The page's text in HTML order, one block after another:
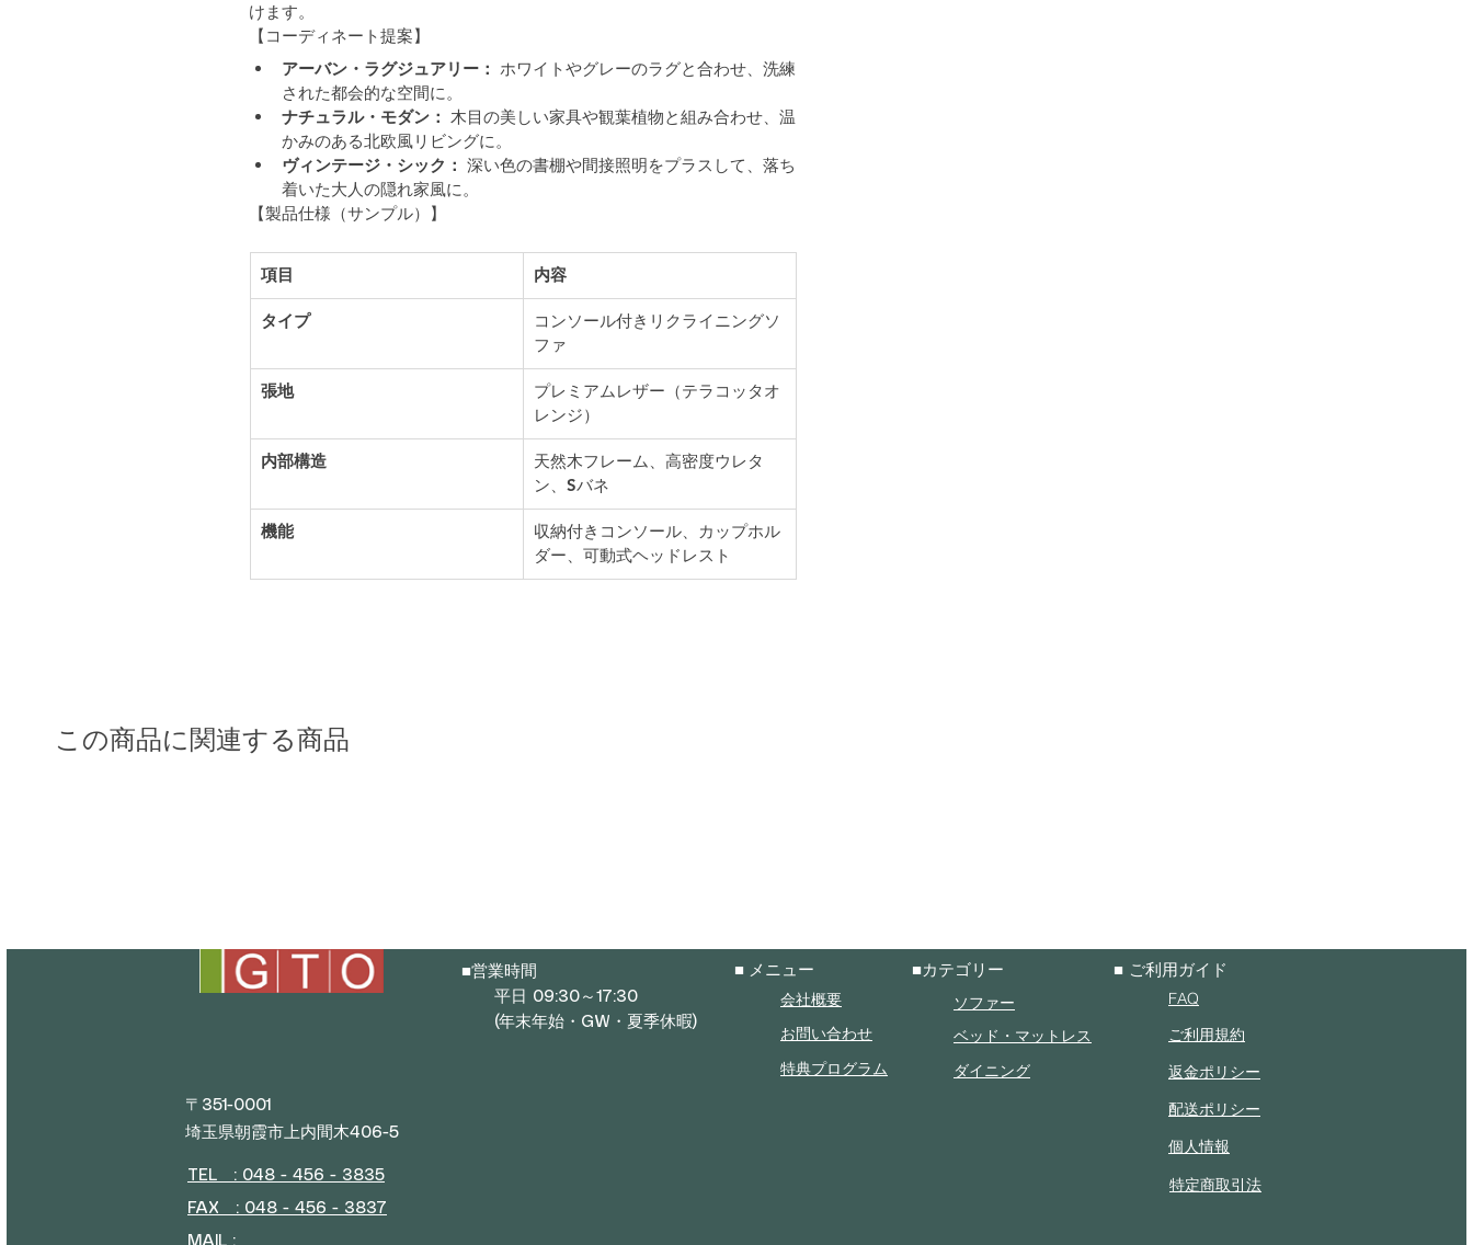
けます。
【コーディネート提案】
アーバン・ラグジュアリー： ホワイトやグレーのラグと合わせ、洗練
された都会的な空間に。
ナチュラル・モダン： 木目の美しい家具や観葉植物と組み合わせ、温
かみのある北欧風リビングに。
ヴィンテージ・シック： 深い色の書棚や間接照明をプラスして、落ち
着いた大人の隠れ家風に。
【製品仕様（サンプル）】
項目 内容
タイプ
コンソール付きリクライニングソ
ファ
張地
プレミアムレザー（テラコッタオ
レンジ）
内部構造
天然木フレーム、高密度ウレタ
ン、Sバネ
機能
収納付きコンソール、カップホル
ダー、可動式ヘッドレスト
この商品に関連する商品
■営業時間
平日 09:30～17:30
(年末年始・GW・夏季休暇)
■ メニュー
会社概要
お問い合わせ
特典プログラム
■カテゴリー
ソファー
ベッド・マットレス
ダイニング
〒351-0001
埼玉県朝霞市上内間木406-5
TEL : 048 - 456 - 3835​
FAX : 048 - 456 - 3837
MAIL :
■ ご利用ガイド
FAQ
ご利用規約
返金ポリシー
配送ポリシー
個人情報
特定商取引法